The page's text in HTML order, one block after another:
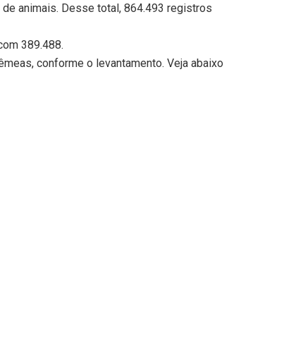
animais. Desse total, 864.493 registros
389.488.
conforme o levantamento. Veja abaixo